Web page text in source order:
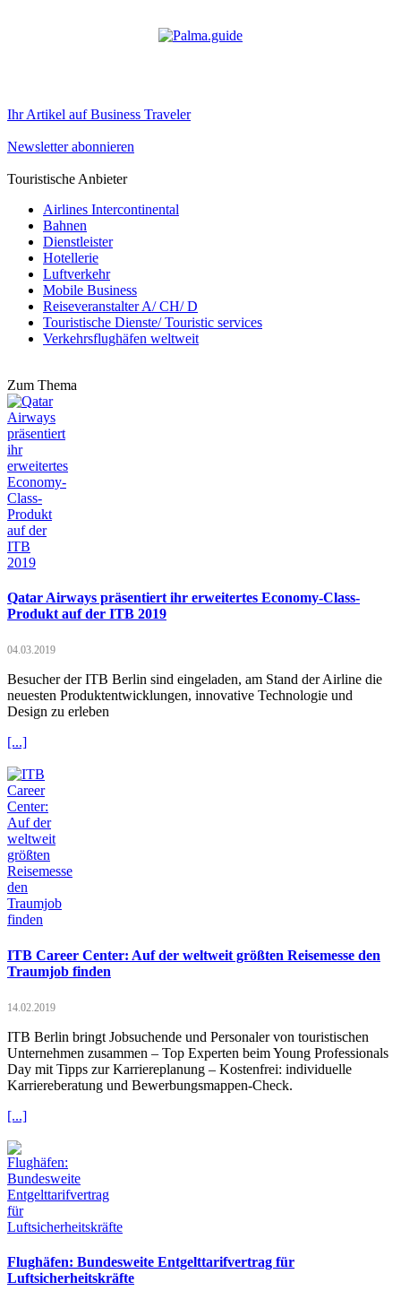
Ihr Artikel auf Business Traveler
Newsletter abonnieren
Touristische Anbieter
Airlines Intercontinental
Bahnen
Dienstleister
Hotellerie
Luftverkehr
Mobile Business
Reiseveranstalter A/ CH/ D
Touristische Dienste/ Touristic services
Verkehrsflughäfen weltweit
Zum Thema
Qatar Airways präsentiert ihr erweitertes Economy-Class-
Produkt auf der ITB 2019
04.03.2019
Besucher der ITB Berlin sind eingeladen, am Stand der Airline die
neuesten Produktentwicklungen, innovative Technologie und
Design zu erleben
[...]
ITB Career Center: Auf der weltweit größten Reisemesse den
Traumjob finden
14.02.2019
ITB Berlin bringt Jobsuchende und Personaler von touristischen
Unternehmen zusammen – Top Experten beim Young Professionals
Day mit Tipps zur Karriereplanung – Kostenfrei: individuelle
Karriereberatung und Bewerbungsmappen-Check.
[...]
Flughäfen: Bundesweite Entgelttarifvertrag für
Luftsicherheitskräfte